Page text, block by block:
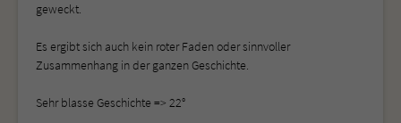
geweckt.
Es ergibt sich auch kein roter Faden oder sinnvoller
Zusammenhang in der ganzen Geschichte.
Sehr blasse Geschichte => 22°